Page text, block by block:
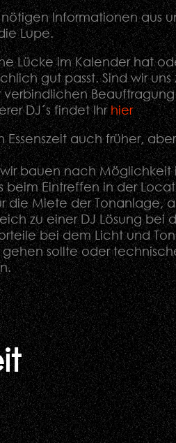
Informationen aus
Lupe.
Lücke im Kalender hat
gut passt. Sind wir
DJ´s findet Ihrhier
auch früher,
bauen nach
beim Eintreffen in der
die Miete der Tonanlage,
zu einer DJ Lösung bei
bei dem Licht und Ton
sollte oder